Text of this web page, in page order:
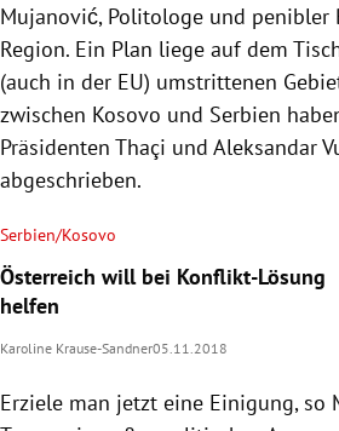
Mujanović, Politologe und penibler
Region. Ein Plan liege auf dem
(auch in der EU) umstrittenen
zwischen Kosovo und Serbien
Präsidenten Thaçi und Aleksandar
abgeschrieben.
Serbien/Kosovo
Österreich will bei Konflikt-Lösung
helfen
Karoline Krause-Sandner05.11.2018
Erziele man jetzt eine Einigung, so